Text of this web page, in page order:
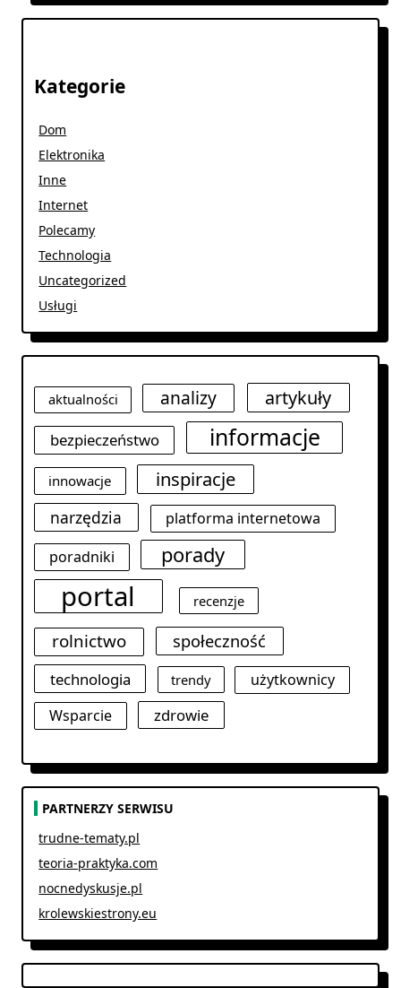
Kategorie
Dom
Elektronika
Inne
Internet
Polecamy
Technologia
Uncategorized
Usługi
aktualności analizy artykuły
bezpieczeństwo informacje
innowacje inspiracje
narzędzia
platforma internetowa
poradniki
porady
portal recenzje
rolnictwo społeczność
technologia trendy
użytkownicy
Wsparcie
zdrowie
PARTNERZY SERWISU
trudne-tematy.pl
teoria-praktyka.com
nocnedyskusje.pl
krolewskiestrony.eu